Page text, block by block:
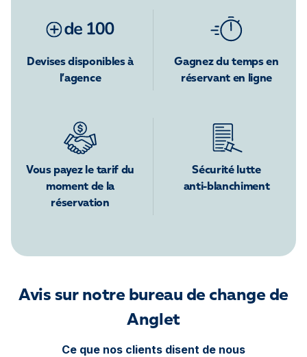
Devises disponibles à
l’agence
Gagnez du temps en
réservant en ligne
Vous payez le tarif du
moment de la
réservation
Sécurité lutte
anti-blanchiment
Avis sur notre bureau de change de
Anglet
Ce que nos clients disent de nous